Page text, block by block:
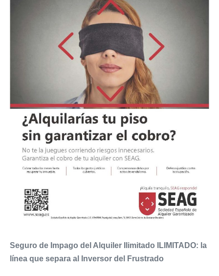
Seguro de Impago del Alquiler Ilimitado ILIMITADO: la
línea que separa al Inversor del Frustrado